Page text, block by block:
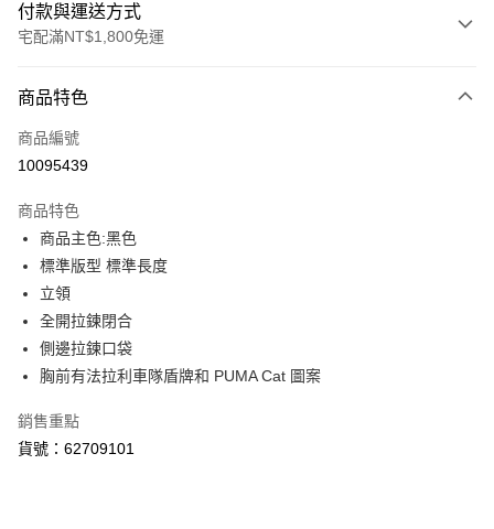
付款與運送方式
宅配滿NT$1,800免運
信用卡一次付款
LINE Pay
街口支付
悠遊付
Google Pay
貨到付款
宅配(離島恕不配送)
商品特色
商品編號
10095439
商品特色
商品主色:黑色
標準版型 標準長度
立領
全開拉鍊閉合
側邊拉鍊口袋
胸前有法拉利車隊盾牌和 PUMA Cat 圖案
銷售重點
貨號：62709101